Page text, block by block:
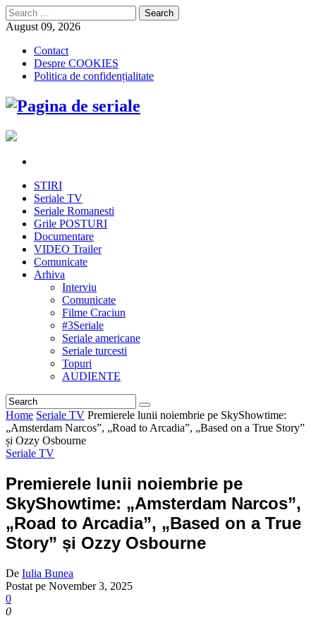
Search
for:
August 09, 2026
Contact
Despre COOKIES
Politica de confidențialitate
STIRI
Seriale TV
Seriale Romanesti
Grile POSTURI
Documentare
VIDEO Trailer
Comunicate
Arhiva
Interviu
Comunicate
Filme Craciun
#3Seriale
Seriale americane
Seriale turcesti
Topuri
AUDIENTE
Home Seriale TV Premierele lunii noiembrie pe SkyShowtime:
„Amsterdam Narcos”, „Road to Arcadia”, „Based on a True Story”
și Ozzy Osbourne
Seriale TV
Premierele lunii noiembrie pe
SkyShowtime: „Amsterdam Narcos”,
„Road to Arcadia”, „Based on a True
Story” și Ozzy Osbourne
De Iulia Bunea
Postat pe November 3, 2025
0
0